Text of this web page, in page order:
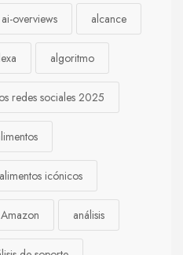
ai-overviews alcance
algoritmo
redes sociales 2025
alimentos icónicos
Amazon análisis